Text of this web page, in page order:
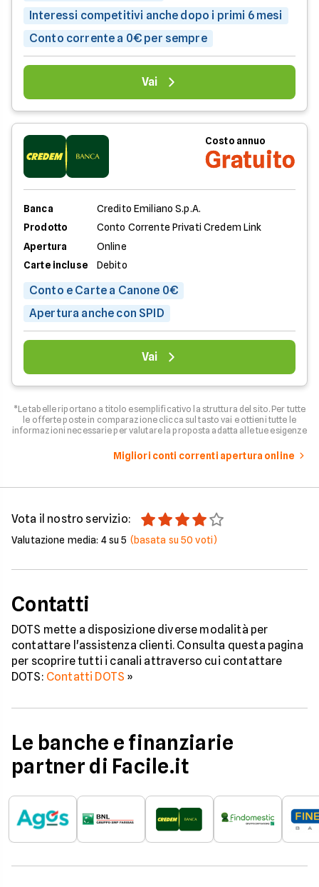
Interessi competitivi anche dopo i primi 6 mesi
Conto corrente a 0€ per sempre
Vai
Costo annuo
Gratuito
Banca
Credito Emiliano S.p.A.
Prodotto
Conto Corrente Privati Credem Link
Apertura
Online
Carte incluse
Debito
Conto e Carte a Canone 0€
Apertura anche con SPID
Vai
*Le tabelle riportano a titolo esemplificativo la struttura del sito. Per tutte
le offerte poste in comparazione clicca sul tasto vai e ottieni tutte le
informazioni necessarie per valutare la proposta adatta alle tue esigenze
Migliori conti correnti apertura online
Vota il nostro servizio:
Valutazione media: 4su 5 (basata su50 voti)
Contatti
DOTS mette a disposizione diverse modalità per
contattare l'assistenza clienti. Consulta questa pagina
per scoprire tutti i canali attraverso cui contattare
DOTS: Contatti DOTS »
Le banche e finanziarie
partner di Facile.it